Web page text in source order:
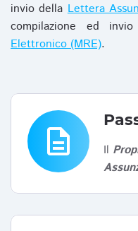
invio dellaLettera
compilazione ed
Elettronico (MRE).
description Il